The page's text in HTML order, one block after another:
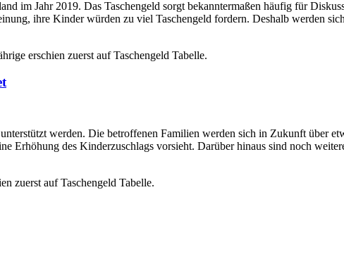
im Jahr 2019. Das Taschengeld sorgt bekanntermaßen häufig für
ihre Kinder würden zu viel Taschengeld fordern. Deshalb werden
erschien zuerst auf Taschengeld Tabelle.
werden. Die betroffenen Familien werden sich in Zukunft über
Erhöhung des Kinderzuschlags vorsieht. Darüber hinaus sind noch
zuerst auf Taschengeld Tabelle.